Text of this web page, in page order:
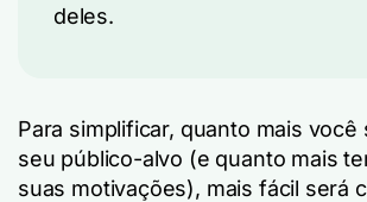
deles.
Para simplificar, quanto mais
seu público-alvo (e quanto mais
suas motivações), mais fácil será